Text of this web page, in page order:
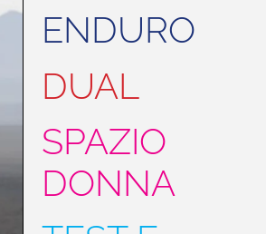
ENDURO
DUAL
SPAZIO
DONNA